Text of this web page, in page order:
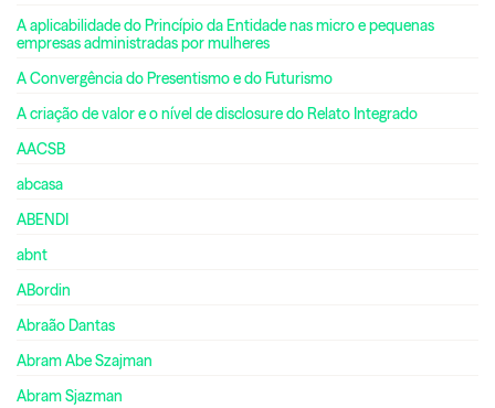
A aplicabilidade do Princípio da Entidade nas micro e pequenas
empresas administradas por mulheres
A Convergência do Presentismo e do Futurismo
A criação de valor e o nível de disclosure do Relato Integrado
AACSB
abcasa
ABENDI
abnt
ABordin
Abraão Dantas
Abram Abe Szajman
Abram Sjazman